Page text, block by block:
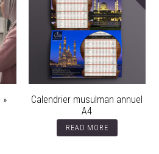
»
Calendrier musulman annuel
A4
READ MORE